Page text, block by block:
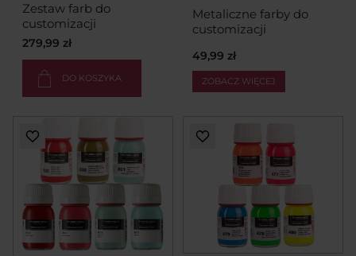
Zestaw farb do
customizacji
279,99 zł
DO KOSZYKA
Metaliczne farby do
customizacji
49,99 zł
ZOBACZ WIĘCEJ